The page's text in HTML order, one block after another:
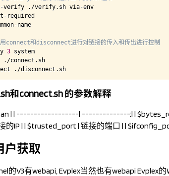
verify ./verify.sh via-env
required
name
connect和disconnect进行对链接的传入和传出进行控制
3 system
./connect.sh
./disconnect.sh
和connect.sh 的参数解释
| | ------------------| --------------:| |
的IP | | $trusted_port | 链接的端口 | |
户获取
的V3有webapi, Evplex当然也有webapi